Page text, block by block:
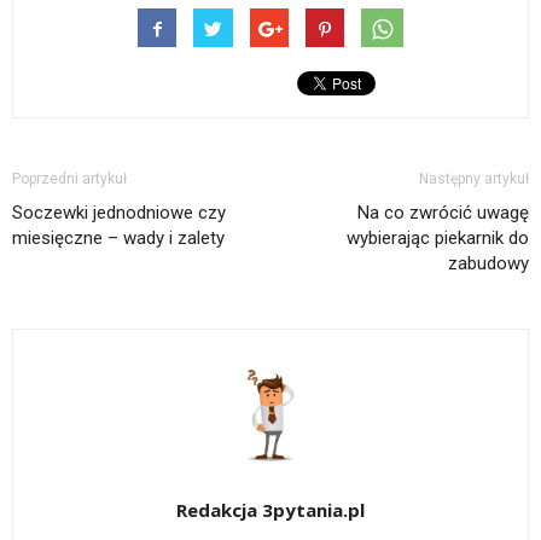
Poprzedni artykuł
Soczewki jednodniowe czy
miesięczne – wady i zalety
Następny artykuł
Na co zwrócić uwagę
wybierając piekarnik do
zabudowy
Redakcja 3pytania.pl